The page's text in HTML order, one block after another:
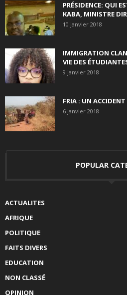
PRÉSIDENCE: QUI
KABA, MINISTRE
10 janvier 2018
IMMIGRATION
VIE DES
9 janvier 2018
FRIA : UN
6 janvier 2018
POPULAR
ACTUALITES
AFRIQUE
POLITIQUE
FAITS DIVERS
EDUCATION
NON CLASSÉ
OPINION